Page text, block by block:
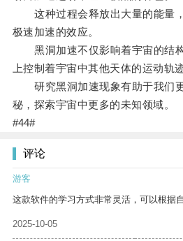
这种过程会释放出大量的能量
极速加速的效应。
黑洞加速不仅影响着宇宙的结
上控制着宇宙中其他天体的运动轨迹
研究黑洞加速现象有助于我们
秘，探索宇宙中更多的未知领域。
#44#
评论
游客
这款软件的学习方式非常灵活，可以根据
2025-10-05